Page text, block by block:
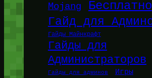
Mojang Бесплатно
Гайд для
Гайды Майнкрафт
Гайды для
Администраторов
Гайды для админов Игры